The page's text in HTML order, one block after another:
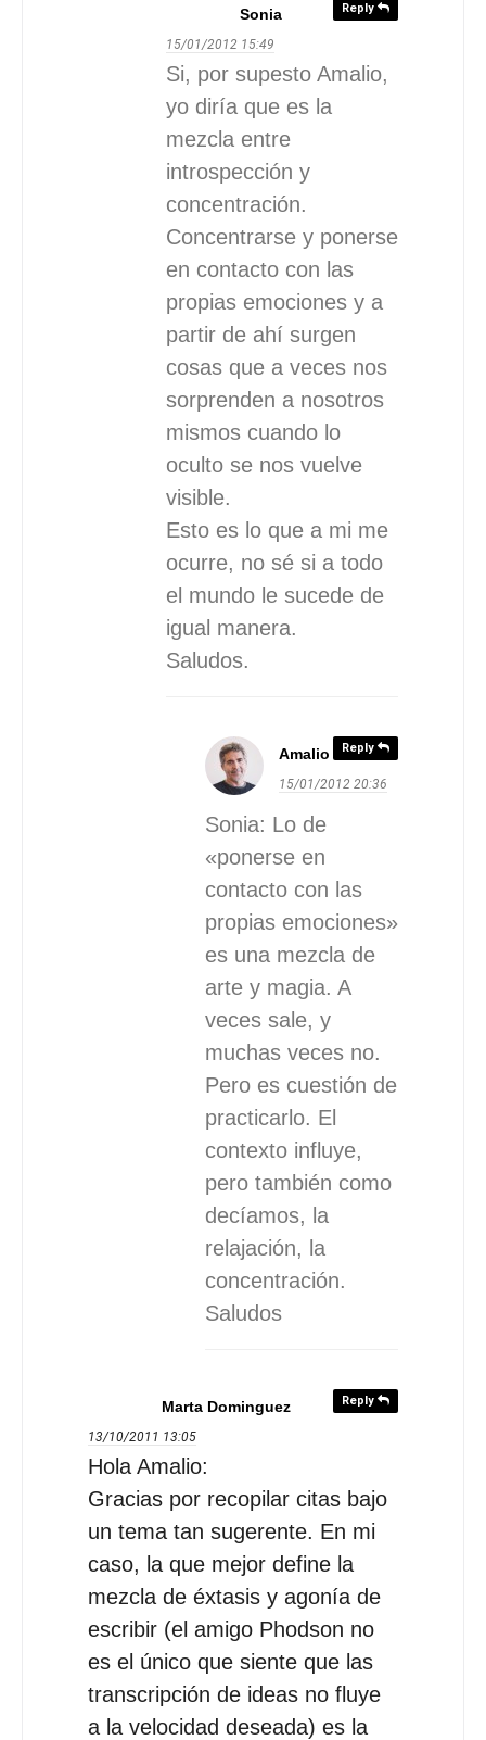
Reply
Sonia
15/01/2012 15:49
Si, por supesto Amalio,
yo diría que es la
mezcla entre
introspección y
concentración.
Concentrarse y ponerse
en contacto con las
propias emociones y a
partir de ahí surgen
cosas que a veces nos
sorprenden a nosotros
mismos cuando lo
oculto se nos vuelve
visible.
Esto es lo que a mi me
ocurre, no sé si a todo
el mundo le sucede de
igual manera.
Saludos.
Reply
Amalio
15/01/2012 20:36
Sonia: Lo de
«ponerse en
contacto con las
propias emociones»
es una mezcla de
arte y magia. A
veces sale, y
muchas veces no.
Pero es cuestión de
practicarlo. El
contexto influye,
pero también como
decíamos, la
relajación, la
concentración.
Saludos
Reply
Marta Dominguez
13/10/2011 13:05
Hola Amalio:
Gracias por recopilar citas bajo
un tema tan sugerente. En mi
caso, la que mejor define la
mezcla de éxtasis y agonía de
escribir (el amigo Phodson no
es el único que siente que las
transcripción de ideas no fluye
a la velocidad deseada) es la